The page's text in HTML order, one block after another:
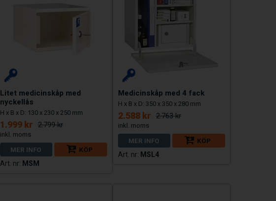
Litet medicinskåp med
nyckellås
H x B x D: 130 x 230 x 250 mm
1.999 kr 2.799 kr
MER INFO
KÖP
MSM
Medicinskåp med 4 fack
H x B x D: 350 x 350 x 280 mm
2.588 kr 2.763 kr
MER INFO
KÖP
MSL4